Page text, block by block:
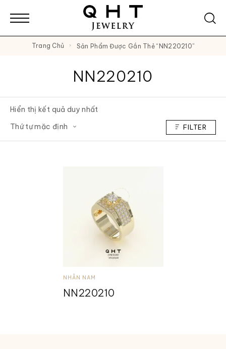
Trang Chủ Sản Phẩm Được Gắn Thẻ “NN220210”
NN220210
Hiển thị kết quả duy nhất
FILTER
NHẪN NAM
NN220210